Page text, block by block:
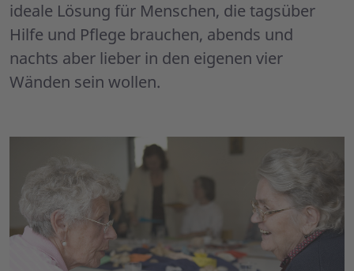
ideale Lösung für Menschen, die tagsüber
Hilfe und Pflege brauchen, abends und
nachts aber lieber in den eigenen vier
Wänden sein wollen.